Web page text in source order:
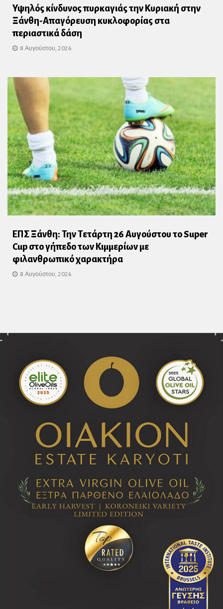
Υψηλός κίνδυνος πυρκαγιάς την Κυριακή στην
Ξάνθη-Απαγόρευση κυκλοφορίας στα
περιαστικά δάση
8 Αυγούστου, 2026
ΕΠΣ Ξάνθη: Την Τετάρτη 26 Αυγούστου το Super
Cup στο γήπεδο των Κιμμερίων με
φιλανθρωπικό χαρακτήρα
8 Αυγούστου, 2026